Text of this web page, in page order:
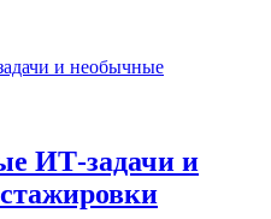
ИТ‑задачи и